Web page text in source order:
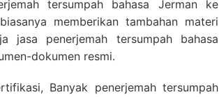
tersumpah bahasa Jerman ke
memberikan tambahan materi
jasa penerjemah tersumpah bahasa
dokumen resmi.
Banyak penerjemah tersumpah